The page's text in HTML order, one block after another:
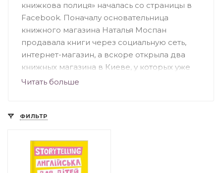
книжкова полиця» началась со страницы в
Facebook. Поначалу основательница
книжного магазина Наталья Моспан
продавала книги через социальную сеть,
интернет-магазин, а вскоре открыла два
книжных магазина в Киеве, у которых уже
есть своя аудитория. Это книжные
книг. Издательство выпускает книги
взрослых. Бестселлерами издательства
являются книги: «Хто живе в тобі», «Крута
математика», «Крута фізика», «Не-мов-ля» и
Читать больше
ФИЛЬТР